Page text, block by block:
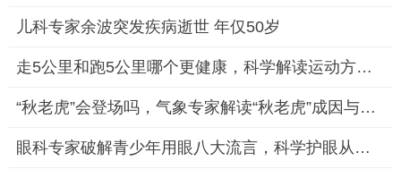
儿科专家余波突发疾病逝世 年仅50岁
走5公里和跑5公里哪个更健康，科学解读运动方式的健康差异
“秋老虎”会登场吗，气象专家解读“秋老虎”成因与应对策略
眼科专家破解青少年用眼八大流言，科学护眼从破除谣言开始